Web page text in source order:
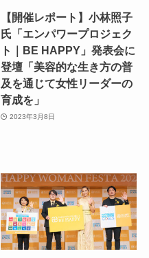
【開催レポート】小林照子
氏「エンパワープロジェク
ト｜BE HAPPY」発表会に
登壇「美容的な生き方の普
及を通じて女性リーダーの
育成を」
2023年3月8日